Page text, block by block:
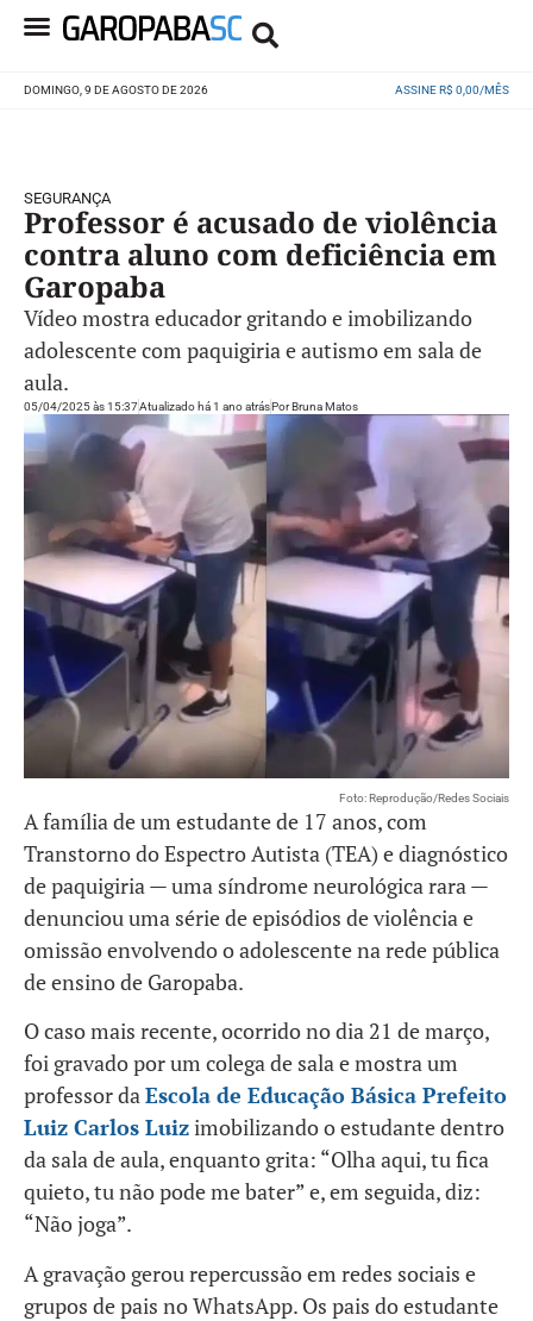
DOMINGO, 9 DE AGOSTO DE 2026 ASSINE R$ 0,00/MÊS
SEGURANÇA
Professor é acusado de violência
contra aluno com deficiência em
Garopaba
Vídeo mostra educador gritando e imobilizando
adolescente com paquigiria e autismo em sala de
aula.
05/04/2025 às 15:37Atualizado há 1 ano atrásPorBruna Matos
Foto: Reprodução/Redes Sociais
A família de um estudante de 17 anos, com
Transtorno do Espectro Autista (TEA) e diagnóstico
de paquigiria — uma síndrome neurológica rara —
denunciou uma série de episódios de violência e
omissão envolvendo o adolescente na rede pública
de ensino de Garopaba.
O caso mais recente, ocorrido no dia 21 de março,
foi gravado por um colega de sala e mostra um
professor daEscola de Educação Básica Prefeito
Luiz Carlos Luizimobilizando o estudante dentro
da sala de aula, enquanto grita: “Olha aqui, tu fica
quieto, tu não pode me bater” e, em seguida, diz:
“Não joga”.
A gravação gerou repercussão em redes sociais e
grupos de pais no WhatsApp. Os pais do estudante